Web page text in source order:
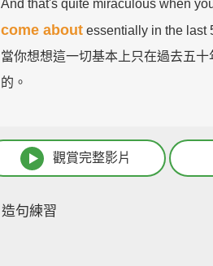
And that's quite miraculous when
come about essentially in the last
當你想想這一切基本上只在過去五
的。
觀賞完整影片
造句練習